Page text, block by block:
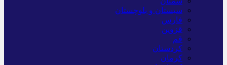
سیستان و بلوچستان
فارس
قزوین
قم
کردستان
کرمان